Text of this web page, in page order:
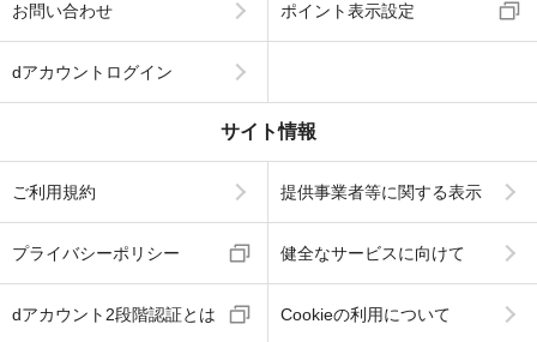
お問い合わせ ポイント表示設定
dアカウントログイン
サイト情報
ご利用規約 提供事業者等に関する表示
プライバシーポリシー 健全なサービスに向けて
dアカウント2段階認証とは Cookieの利用について